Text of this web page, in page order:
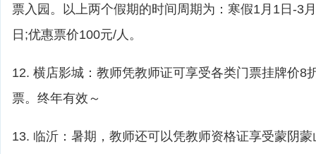
票入园。以上两个假期的时间周期为：寒假1月1日-3
日;优惠票价100元/人。
12. 横店影城：教师凭教师证可享受各类门票挂牌价8
票。终年有效～
13. 临沂：暑期，教师还可以凭教师资格证享受蒙阴